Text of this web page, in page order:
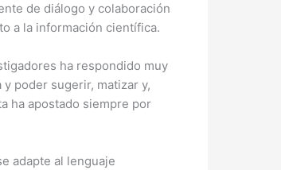
de diálogo y colaboración
a la información científica.
ha respondido muy
poder sugerir, matizar y,
ha apostado siempre por
adapte al lenguaje